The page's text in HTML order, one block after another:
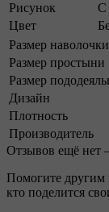
Рисунок
С
Цвет
Размер наволочки
Размер простыни
Размер
Дизайн
Плотность
Производитель
Отзывов ещё нет
Помогите другим
кто поделится